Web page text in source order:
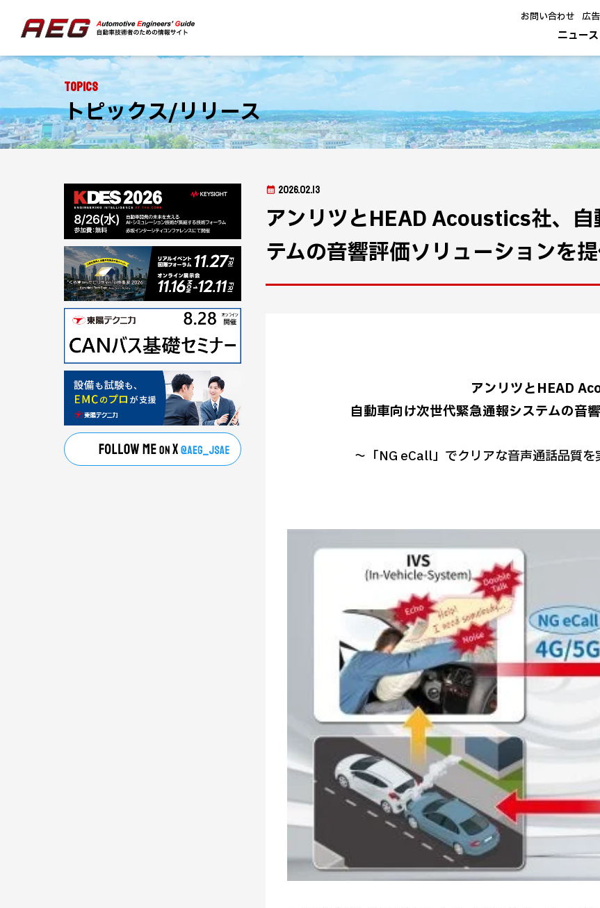
ニュース
お問い合わせ 広
Topics
トピックス/リリース
2026.02.13
アンリツとHEAD Acoustics社、
テムの音響評価ソリューションを
アンリツとHEAD
自動車向け次世代緊急通報システムの音
〜「NG eCall」でクリアな音声通話品質